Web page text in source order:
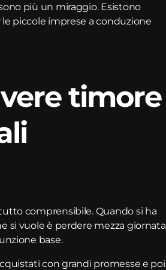
più un miraggio. Esistono
piccole imprese a conduzione
timore
comprensibile. Quando si ha
si vuole è perdere mezza giornata
base.
con grandi promesse e poi